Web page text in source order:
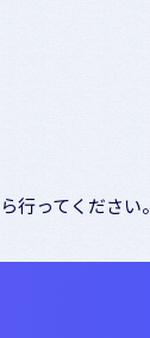
行ってください。